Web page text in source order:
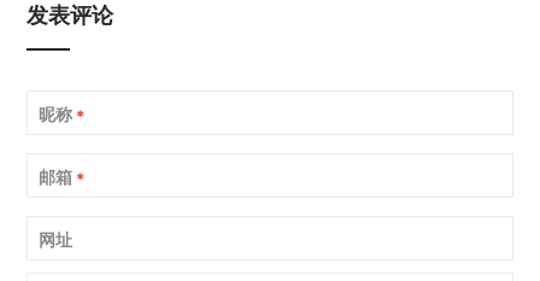
发表评论
昵称 *
邮箱 *
网址